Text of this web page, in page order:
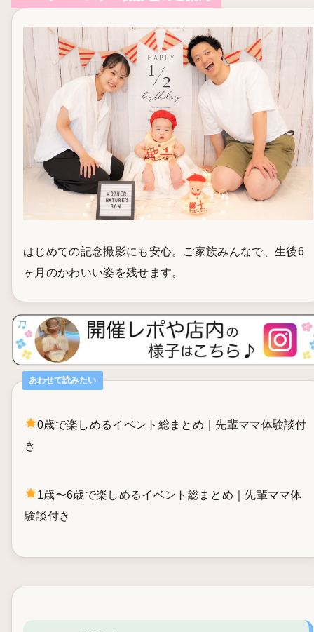
はじめての記念撮影にも安心。ご家族みんなで、生後6
ヶ月のかわいい姿を残せます。
あわせて読みたい
0歳で楽しめるイベント総まとめ｜先輩ママ体験談付
き
1歳〜6歳で楽しめるイベント総まとめ｜先輩ママ体
験談付き